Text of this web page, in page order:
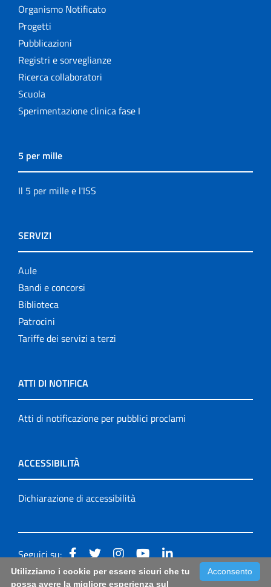
Organismo Notificato
Progetti
Pubblicazioni
Registri e sorveglianze
Ricerca collaboratori
Scuola
Sperimentazione clinica fase I
5 per mille
Il 5 per mille e l'ISS
SERVIZI
Aule
Bandi e concorsi
Biblioteca
Patrocini
Tariffe dei servizi a terzi
ATTI DI NOTIFICA
Atti di notificazione per pubblici proclami
ACCESSIBILITÀ
Dichiarazione di accessibilità
Seguici su:
Accessibilità: form di segnalazione di prima istanza per
Acconsento
Utilizziamo i cookie per essere sicuri che tu
possa avere la migliore esperienza sul